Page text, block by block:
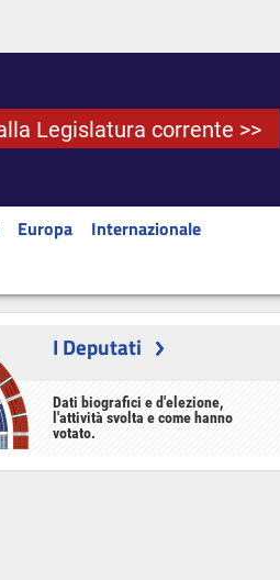
Legislatura corrente >>
Europa
Internazionale
I Deputati
Dati biografici e d'elezione,
l'attività svolta e come hanno
votato.